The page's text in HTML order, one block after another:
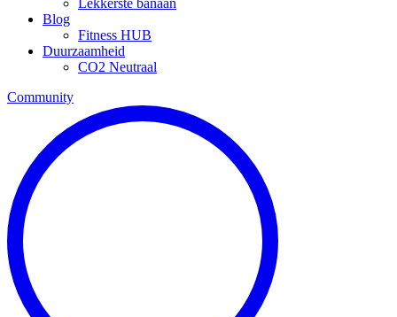
Lekkerste banaan
Blog
Fitness HUB
Duurzaamheid
CO2 Neutraal
Community